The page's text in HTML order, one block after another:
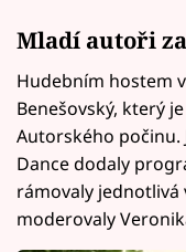
Mladí autoři
Hudebním hostem
Benešovský, který
Autorského počinu.
Dance dodaly
rámovaly
moderovaly